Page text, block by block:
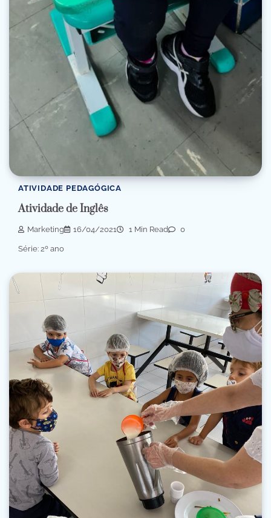
ATIVIDADE PEDAGÓGICA
Atividade de Inglês
Marketing 16/04/2021 1 Min Read 0
Série: 2º ano